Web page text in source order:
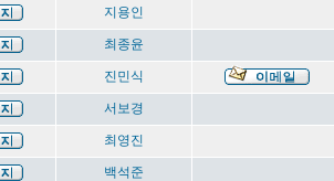
지용인
최종윤
진민식
서보경
최영진
백석준